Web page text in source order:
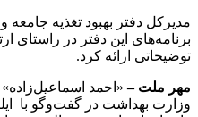
مدیرکل دفتر بهبود تغذیه
برنامه‌های این دفتر در راستای
توضیحاتی ارائه کرد.
مهر ملت –«احمد اسماعیل‌زاده»
وزارت بهداشت در گفت‌وگو با